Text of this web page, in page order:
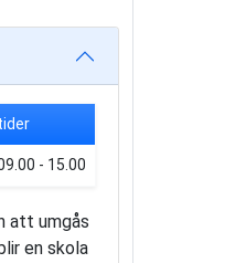
- 15.00
att umgås
en skola